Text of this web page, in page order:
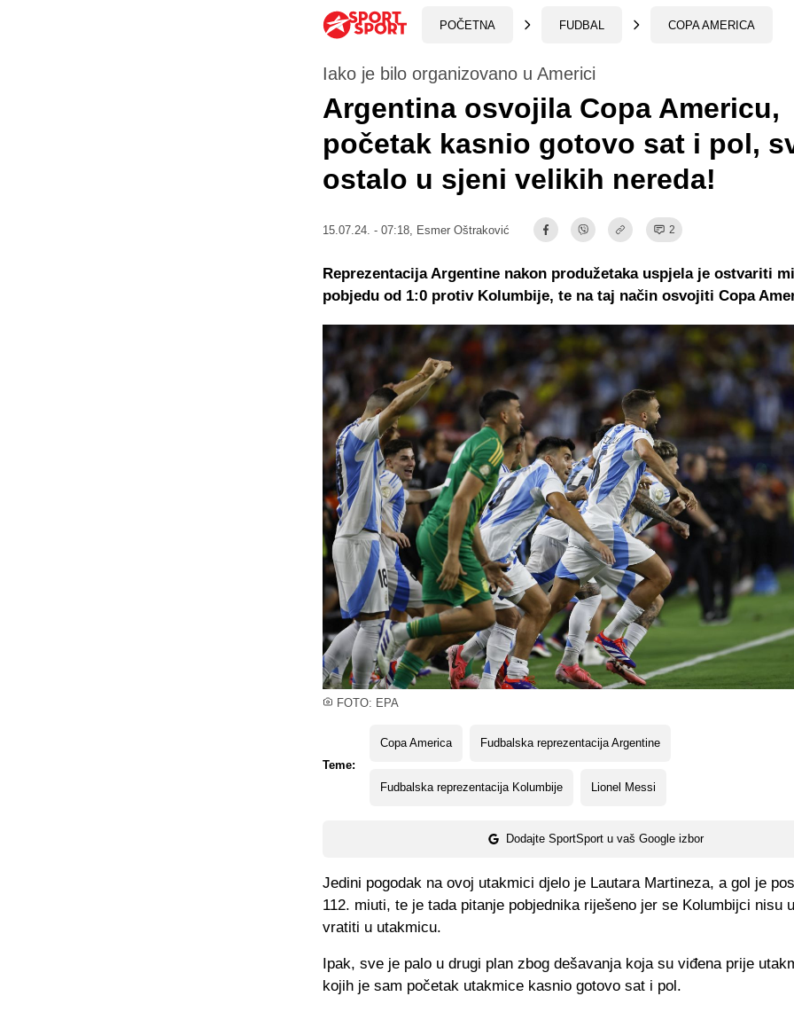
POČETNA FUDBAL COPA AMERICA
FOTO: EPA
Iako je bilo organizovano u Americi
Argentina osvojila Copa Americu,
početak kasnio gotovo sat i pol,
ostalo u sjeni velikih nereda!
15.07.24. - 07:18, Esmer Oštraković 2
Teme:
Copa America Fudbalska reprezentacija Argentine
Fudbalska reprezentacija Kolumbije Lionel Messi
Dodajte SportSport u vaš Google izbor
Reprezentacija Argentine nakon produžetaka uspjela je ostvariti
pobjedu od 1:0 protiv Kolumbije, te na taj način osvojiti Copa
Jedini pogodak na ovoj utakmici djelo je Lautara Martineza, a gol je
112. miuti, te je tada pitanje pobjednika riješeno jer se Kolumbijci nisu
vratiti u utakmicu.
Ipak, sve je palo u drugi plan zbog dešavanja koja su viđena prije
kojih je sam početak utakmice kasnio gotovo sat i pol.